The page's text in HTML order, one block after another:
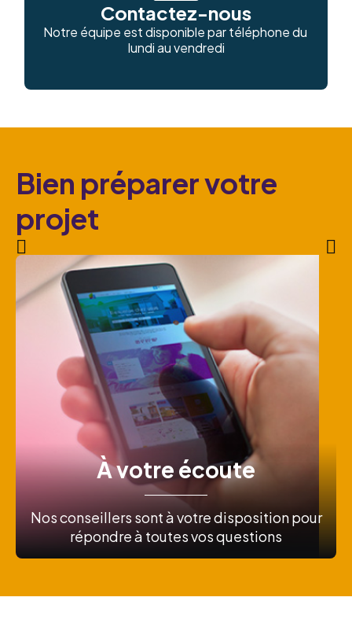
Contactez-nous
Notre équipe est disponible par téléphone du
lundi au vendredi
Bien préparer votre
projet
À votre écoute
Nos conseillers sont à votre disposition pour
répondre à toutes vos questions